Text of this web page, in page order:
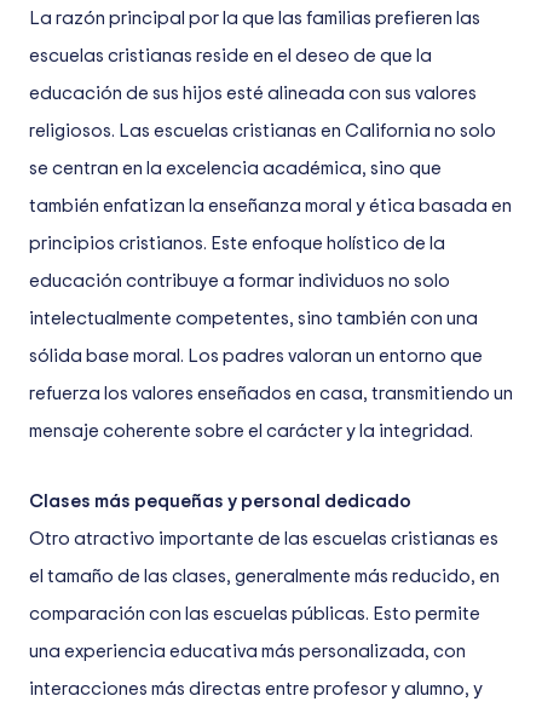
La razón principal por la que las familias prefieren las
escuelas cristianas reside en el deseo de que la
educación de sus hijos esté alineada con sus valores
religiosos. Las escuelas cristianas en California no solo
se centran en la excelencia académica, sino que
también enfatizan la enseñanza moral y ética basada en
principios cristianos. Este enfoque holístico de la
educación contribuye a formar individuos no solo
intelectualmente competentes, sino también con una
sólida base moral. Los padres valoran un entorno que
refuerza los valores enseñados en casa, transmitiendo un
mensaje coherente sobre el carácter y la integridad.
Clases más pequeñas y personal dedicado
Otro atractivo importante de las escuelas cristianas es
el tamaño de las clases, generalmente más reducido, en
comparación con las escuelas públicas. Esto permite
una experiencia educativa más personalizada, con
interacciones más directas entre profesor y alumno, y